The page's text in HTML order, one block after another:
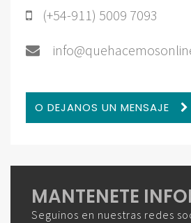
(+54-911) 5009 7093
O DEJANOS UN MENSAJE
MANTENETE
Seguinos en nuestras redes